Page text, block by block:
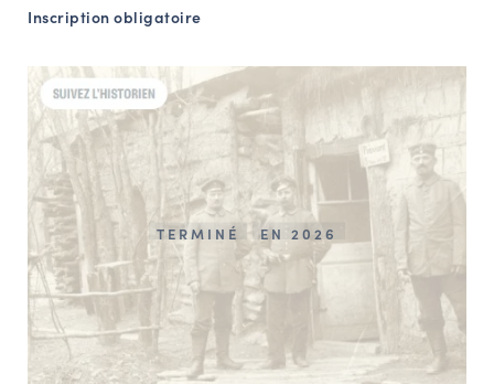
Inscription obligatoire
TERMINÉ EN 2026